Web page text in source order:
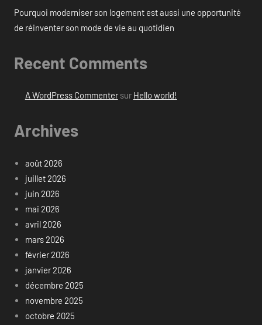
Pourquoi moderniser son logement est aussi une opportunité
de réinventer son mode de vie au quotidien
Recent Comments
A WordPress Commentersur Hello world!
Archives
août 2026
juillet 2026
juin 2026
mai 2026
avril 2026
mars 2026
février 2026
janvier 2026
décembre 2025
novembre 2025
octobre 2025